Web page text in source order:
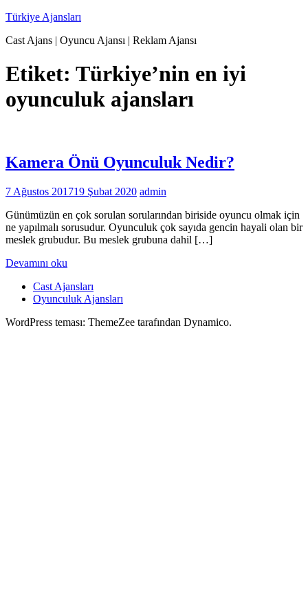
İçeriğe
Türkiye Ajansları
Cast Ajans | Oyuncu Ajansı | Reklam Ajansı
Etiket: Türkiye’nin en iyi
oyunculuk ajansları
Kamera Önü Oyunculuk Nedir?
7 Ağustos 201719 Şubat 2020 admin
Günümüzün en çok sorulan sorularından biriside oyuncu olmak için
ne yapılmalı sorusudur. Oyunculuk çok sayıda gencin hayali olan bir
meslek grubudur. Bu meslek grubuna dahil […]
Devamını oku
Cast Ajansları
Oyunculuk Ajansları
WordPress teması: ThemeZee tarafından Dynamico.